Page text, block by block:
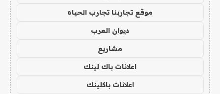
موقع تجاربنا تجارب الحياه
ديوان العرب
مشاريع
اعلانات باك لينك
اعلانات باكلينك